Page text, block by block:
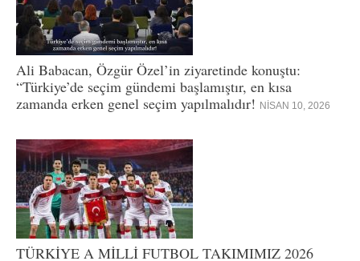
Ali Babacan, Özgür Özel’in ziyaretinde konuştu:
“Türkiye’de seçim gündemi başlamıştır, en kısa
zamanda erken genel seçim yapılmalıdır! NISAN 10, 2026
TÜRKİYE A MİLLİ FUTBOL TAKIMIMIZ 2026